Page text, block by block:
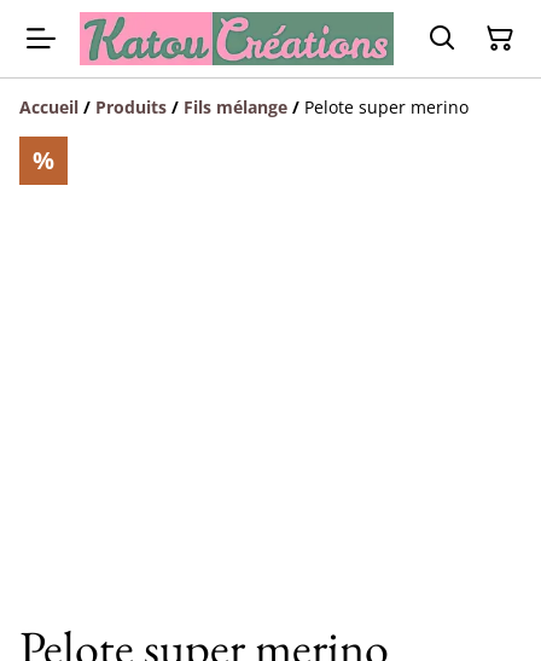
Accueil / Produits / Fils mélange / Pelote super merino
%
Pelote super merino